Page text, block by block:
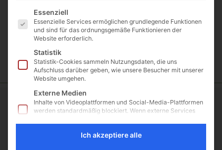
Wasserdurchlässiges und vor Frost schützendes
Verfüllmaterial
Wenn wir beladen wird ist eine Ladepauschale von
18,50€ fällig.
Kontakt
Boller Rocks KG
Es folgt eine Liste der Service-Gruppen, für die eine
Essenziell
Essenzielle Services ermöglichen grundlegende Funktionen
und sind für das ordnungsgemäße Funktionieren der
Website erforderlich.
Statistik
Statistik-Cookies sammeln Nutzungsdaten, die uns
Aufschluss darüber geben, wie unsere Besucher mit unserer
Website umgehen.
Externe Medien
Inhalte von Videoplattformen und Social-Media-Plattformen
werden standardmäßig blockiert. Wenn externe Services
Ich akzeptiere alle